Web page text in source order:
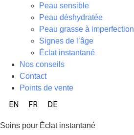
Peau sensible
Peau déshydratée
Peau grasse à imperfection
Signes de l’âge
Éclat instantané
Nos conseils
Contact
Points de vente
EN FR DE
Soins pour Éclat instantané